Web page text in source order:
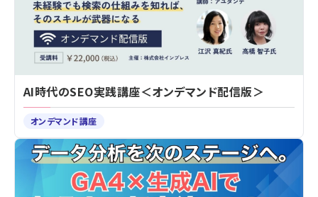
AI時代のSEO実践講座＜オンデマンド配信版＞
オンデマンド講座